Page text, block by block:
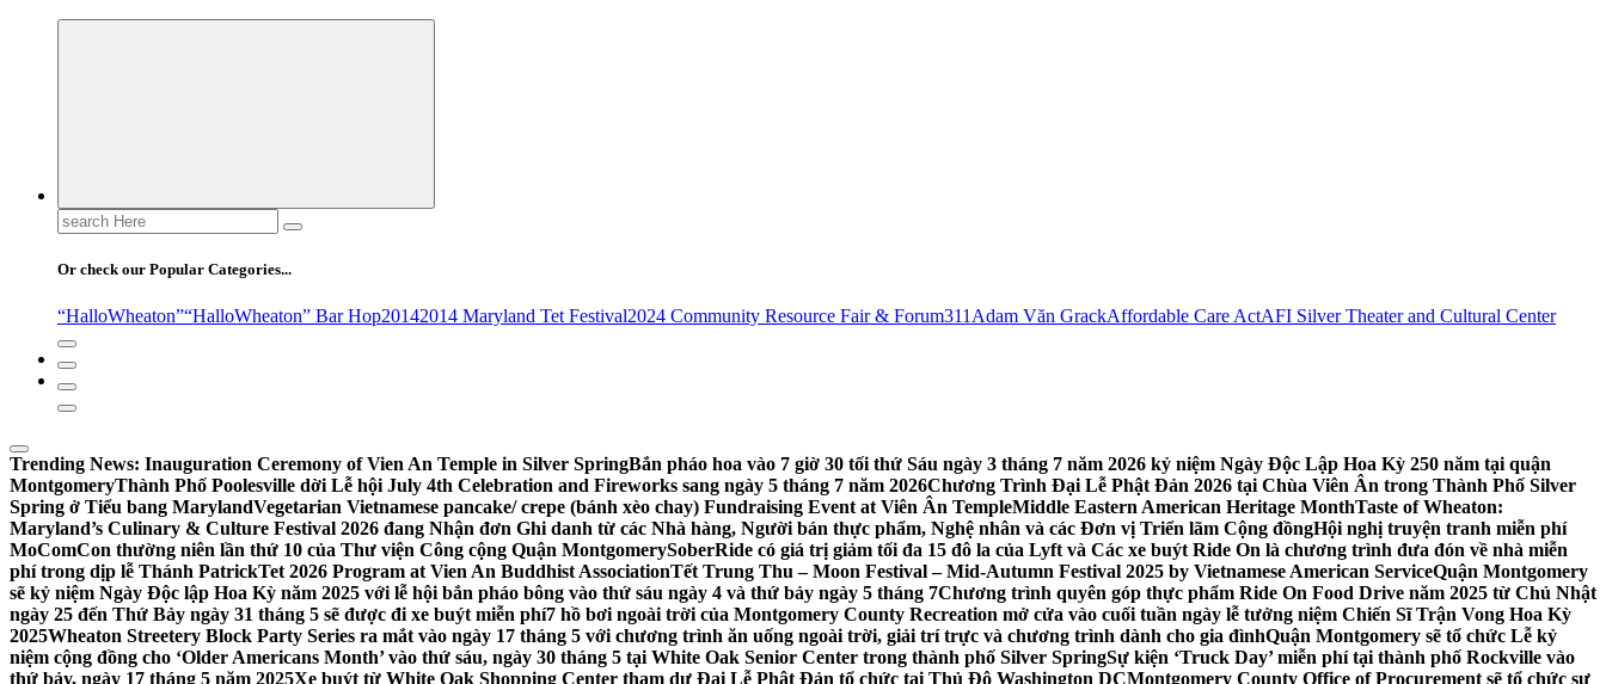
Search
for:
Or check our Popular Categories...
“HalloWheaton”“HalloWheaton” Bar Hop20142014 Maryland Tet Festival2024 Community Resource Fair & Forum311 Adam Văn GrackAffordable Care ActAFI Silver Theater and Cultural Center
Trending News: Inauguration Ceremony of Vien An Temple in Silver SpringBắn pháo hoa vào 7 giờ 30 tối thứ Sáu ngày 3 tháng 7 năm 2026 kỷ niệm Ngày Độc Lập Hoa Kỳ 250 năm tại quận
MontgomeryThành Phố Poolesville dời Lễ hội July 4th Celebration and Fireworks sang ngày 5 tháng 7 năm 2026Chương Trình Đại Lễ Phật Đản 2026 tại Chùa Viên Ân trong Thành Phố Silver
Spring ở Tiểu bang MarylandVegetarian Vietnamese pancake/ crepe (bánh xèo chay) Fundraising Event at Viên Ân TempleMiddle Eastern American Heritage MonthTaste of Wheaton:
Maryland’s Culinary & Culture Festival 2026 đang Nhận đơn Ghi danh từ các Nhà hàng, Người bán thực phẩm, Nghệ nhân và các Đơn vị Triển lãm Cộng đồngHội nghị truyện tranh miễn phí
MoComCon thường niên lần thứ 10 của Thư viện Công cộng Quận MontgomerySoberRide có giá trị giảm tối đa 15 đô la của Lyft và Các xe buýt Ride On là chương trình đưa đón về nhà miễn
phí trong dịp lễ Thánh PatrickTet 2026 Program at Vien An Buddhist AssociationTết Trung Thu – Moon Festival – Mid-Autumn Festival 2025 by Vietnamese American ServiceQuận Montgomery
sẽ kỷ niệm Ngày Độc lập Hoa Kỳ năm 2025 với lễ hội bắn pháo bông vào thứ sáu ngày 4 và thứ bảy ngày 5 tháng 7Chương trình quyên góp thực phẩm Ride On Food Drive năm 2025 từ Chủ Nhật
ngày 25 đến Thứ Bảy ngày 31 tháng 5 sẽ được đi xe buýt miễn phí7 hồ bơi ngoài trời của Montgomery County Recreation mở cửa vào cuối tuần ngày lễ tưởng niệm Chiến Sĩ Trận Vong Hoa Kỳ
2025Wheaton Streetery Block Party Series ra mắt vào ngày 17 tháng 5 với chương trình ăn uống ngoài trời, giải trí trực và chương trình dành cho gia đìnhQuận Montgomery sẽ tổ chức Lễ kỷ
niệm cộng đồng cho ‘Older Americans Month’ vào thứ sáu, ngày 30 tháng 5 tại White Oak Senior Center trong thành phố Silver SpringSự kiện ‘Truck Day’ miễn phí tại thành phố Rockville vào
thứ bảy, ngày 17 tháng 5 năm 2025Xe buýt từ White Oak Shopping Center tham dự Đại Lễ Phật Đản tổ chức tại Thủ Đô Washington DCMontgomery County Office of Procurement sẽ tổ chức sự